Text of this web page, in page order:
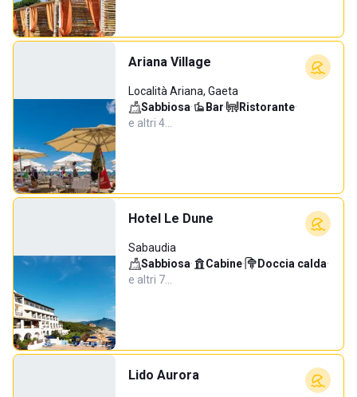
Ariana Village
Località Ariana, Gaeta
Sabbiosa· Bar· Ristorante·
e altri 4…
Hotel Le Dune
Sabaudia
Sabbiosa· Cabine· Doccia calda·
e altri 7…
Lido Aurora